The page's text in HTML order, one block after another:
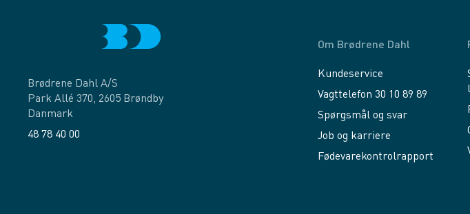
Brødrene Dahl A/S
Park Allé 370, 2605 Brøndby
Danmark
48 78 40 00
Om Brødrene Dahl
Kundeservice
Vagttelefon 30 10 89 89
Spørgsmål og svar
Job og karriere
Fødevarekontrolrapport